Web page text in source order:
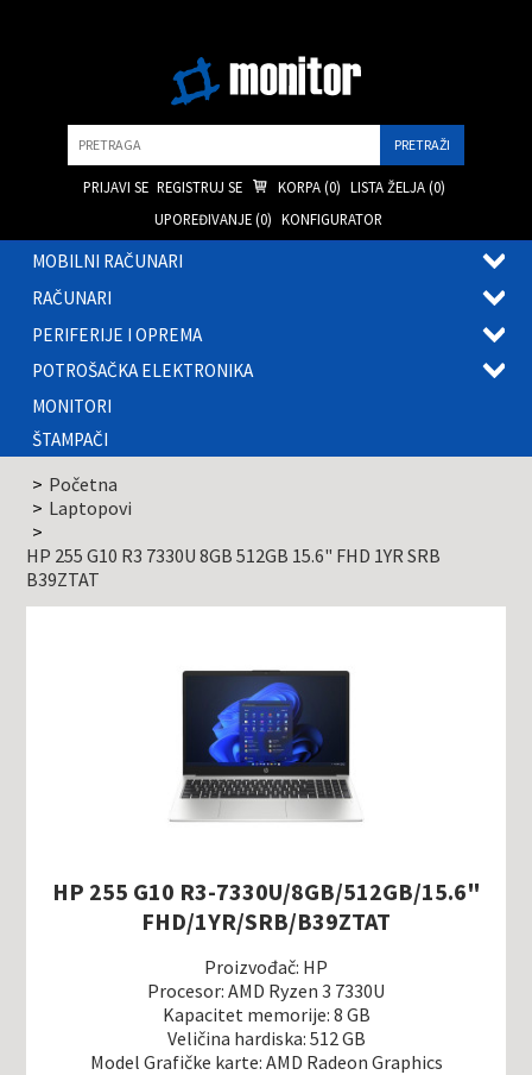
PRIJAVI SE REGISTRUJ SE KORPA (0) LISTA ŽELJA (0)
UPOREĐIVANJE (0) KONFIGURATOR
MOBILNI RAČUNARI
RAČUNARI
PERIFERIJE I OPREMA
POTROŠAČKA ELEKTRONIKA
MONITORI
ŠTAMPAČI
Početna
Laptopovi
HP 255 G10 R3 7330U 8GB 512GB 15.6" FHD 1YR SRB
B39ZTAT
HP 255 G10 R3-7330U/8GB/512GB/15.6"
FHD/1YR/SRB/B39ZTAT
Proizvođač: HP
Procesor: AMD Ryzen 3 7330U
Kapacitet memorije: 8 GB
Veličina hardiska: 512 GB
Model Grafičke karte: AMD Radeon Graphics